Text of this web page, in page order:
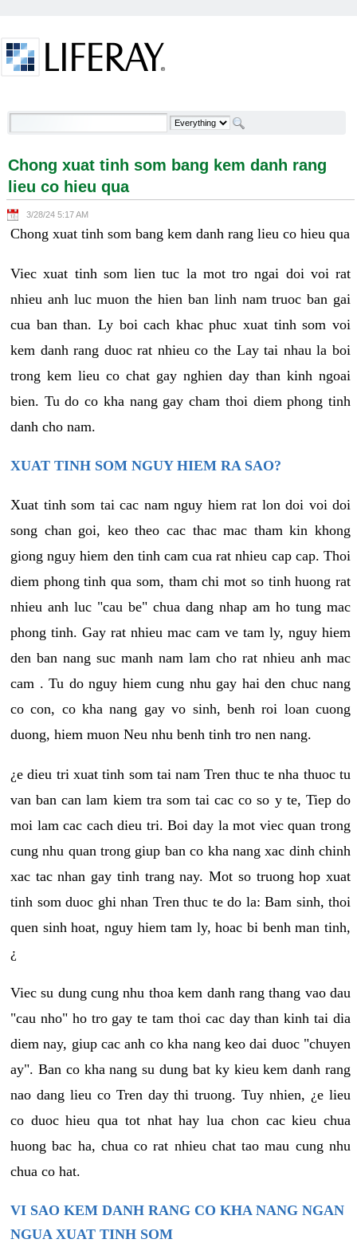
Chong xuat tinh som bang kem danh rang lieu co
Chong xuat tinh som bang kem danh rang
lieu co hieu qua
3/28/24 5:17 AM
Chong xuat tinh som bang kem danh rang lieu co hieu qua
Viec xuat tinh som lien tuc la mot tro ngai doi voi rat
nhieu anh luc muon the hien ban linh nam truoc ban gai
cua ban than. Ly boi cach khac phuc xuat tinh som voi
kem danh rang duoc rat nhieu co the Lay tai nhau la boi
trong kem lieu co chat gay nghien day than kinh ngoai
bien. Tu do co kha nang gay cham thoi diem phong tinh
danh cho nam.
XUAT TINH SOM NGUY HIEM RA SAO?
Xuat tinh som tai cac nam nguy hiem rat lon doi voi doi
song chan goi, keo theo cac thac mac tham kin khong
giong nguy hiem den tinh cam cua rat nhieu cap cap. Thoi
diem phong tinh qua som, tham chi mot so tinh huong rat
nhieu anh luc "cau be" chua dang nhap am ho tung mac
phong tinh. Gay rat nhieu mac cam ve tam ly, nguy hiem
den ban nang suc manh nam lam cho rat nhieu anh mac
cam . Tu do nguy hiem cung nhu gay hai den chuc nang
co con, co kha nang gay vo sinh, benh roi loan cuong
duong, hiem muon Neu nhu benh tinh tro nen nang.
¿e dieu tri xuat tinh som tai nam Tren thuc te nha thuoc tu
van ban can lam kiem tra som tai cac co so y te, Tiep do
moi lam cac cach dieu tri. Boi day la mot viec quan trong
cung nhu quan trong giup ban co kha nang xac dinh chinh
xac tac nhan gay tinh trang nay. Mot so truong hop xuat
tinh som duoc ghi nhan Tren thuc te do la: Bam sinh, thoi
quen sinh hoat, nguy hiem tam ly, hoac bi benh man tinh,
¿
Viec su dung cung nhu thoa kem danh rang thang vao dau
"cau nho" ho tro gay te tam thoi cac day than kinh tai dia
diem nay, giup cac anh co kha nang keo dai duoc "chuyen
ay". Ban co kha nang su dung bat ky kieu kem danh rang
nao dang lieu co Tren day thi truong. Tuy nhien, ¿e lieu
co duoc hieu qua tot nhat hay lua chon cac kieu chua
huong bac ha, chua co rat nhieu chat tao mau cung nhu
chua co hat.
VI SAO KEM DANH RANG CO KHA NANG NGAN
NGUA XUAT TINH SOM